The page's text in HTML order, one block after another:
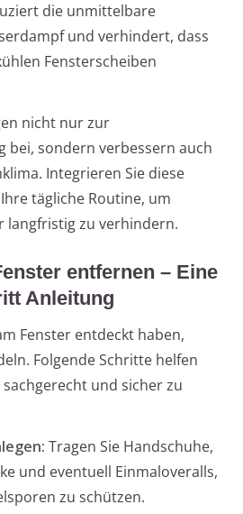
die unmittelbare
und verhindert, dass
Fensterscheiben
nicht nur zur
bei, sondern verbessern auch
Integrieren Sie diese
tägliche Routine, um
langfristig zu verhindern.
entfernen – Eine
Anleitung
Fenster entdeckt haben,
Folgende Schritte helfen
und sicher zu
Tragen Sie Handschuhe,
und eventuell Einmaloveralls,
zu schützen.